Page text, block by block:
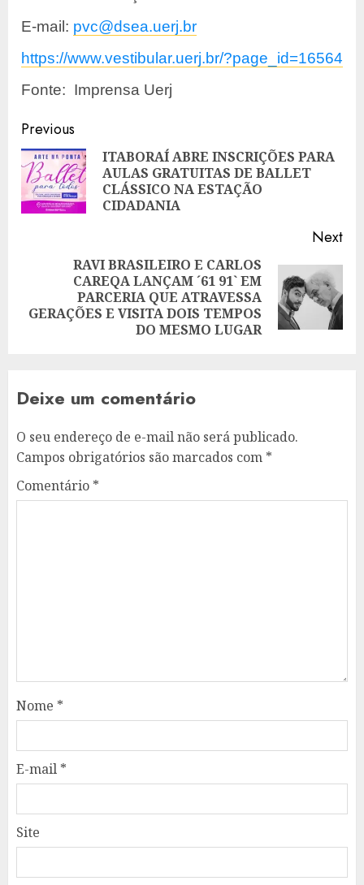
E-mail: pvc@dsea.uerj.br
https://www.vestibular.uerj.br/?page_id=16564
Fonte: Imprensa Uerj
Post
navigation
Previous
ITABORAÍ ABRE INSCRIÇÕES PARA
AULAS GRATUITAS DE BALLET
CLÁSSICO NA ESTAÇÃO
CIDADANIA
Next
post:
RAVI BRASILEIRO E CARLOS
CAREQA LANÇAM ´61 91` EM
PARCERIA QUE ATRAVESSA
GERAÇÕES E VISITA DOIS TEMPOS
DO MESMO LUGAR
Deixe um comentário
O seu endereço de e-mail não será publicado.
Campos obrigatórios são marcados com *
Comentário *
Nome *
E-mail *
Site